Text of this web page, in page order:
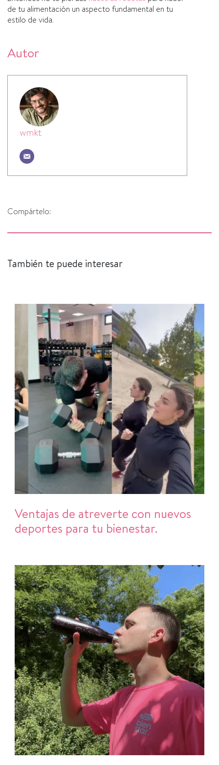
de tu alimentación un aspecto fundamental en tu
estilo de vida.
Autor
wmkt
Compártelo:
También te puede interesar
Ventajas de atreverte con nuevos
deportes para tu bienestar.